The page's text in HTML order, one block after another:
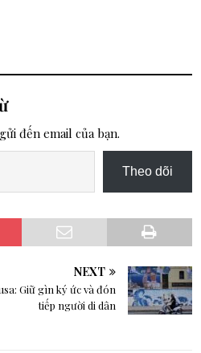
đến email của bạn.
Theo dõi
NEXT
Giữ gìn ký ức và đón
tiếp người di dân